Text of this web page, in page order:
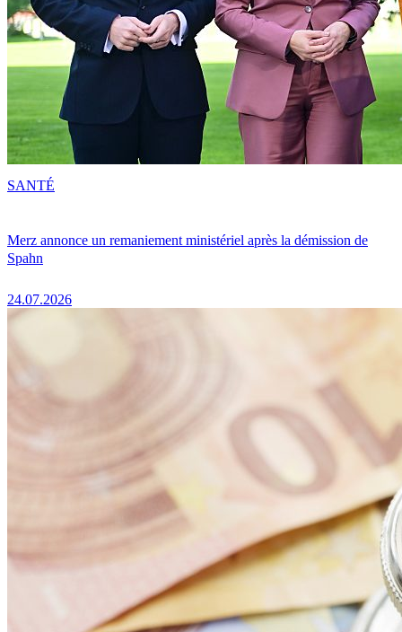
Merz annonce un remaniement ministériel après la démission de
Spahn
24.07.2026
SANTÉ